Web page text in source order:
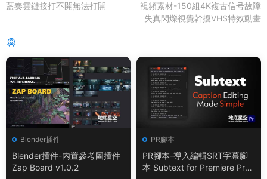
藍奏雲鏈接打不開無法打開
視頻素材-150組4K複古信号故障
失真閃爍視覺幹擾VHS特效動畫
Blender插件
Blender插件-内置參考圖插件
Zap Board v1.0.2
PR腳本
PR腳本-導入編輯SRT字幕腳
本 Subtext for Premiere Pro